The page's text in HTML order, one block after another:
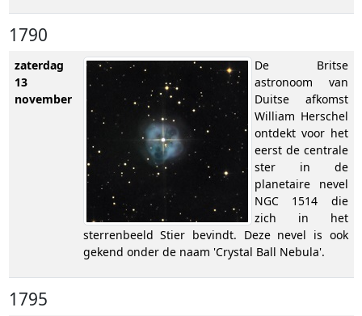
1790
zaterdag
13
november
De Britse
astronoom van
Duitse afkomst
William Herschel
ontdekt voor het
eerst de centrale
ster in de
planetaire nevel
NGC 1514 die
zich in het
sterrenbeeld Stier bevindt. Deze nevel is ook
gekend onder de naam 'Crystal Ball Nebula'.
1795